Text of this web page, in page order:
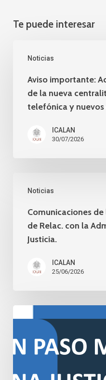
Te puede interesar
Noticias
importante:
Activación
29/7/26
nueva
telefónica
correos
Aviso importante:
de la nueva
telefónica y
ICALAN
30/07/2026
Noticias
Dirección
General
Relac.
la
Administración
Justicia.
Comunicaciones
de Relac. con la
Justicia.
ICALAN
25/06/2026
la
de